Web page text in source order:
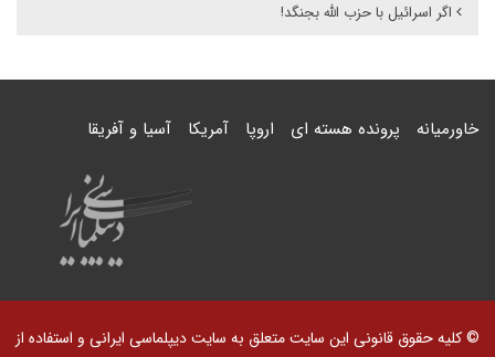
اگر اسرائیل با حزب الله بجنگد!
خاورمیانه پرونده هسته ای اروپا آمریکا آسیا و آفریقا
© کلیه حقوق قانونی این سایت متعلق به سایت دیپلماسی ایرانی و استفاده از